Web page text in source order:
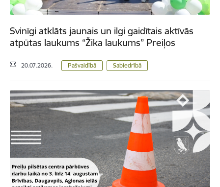
Svinīgi atklāts jaunais un ilgi gaidītais aktīvās
atpūtas laukums “Žika laukums” Preiļos
20.07.2026. Pašvaldībā Sabiedrībā